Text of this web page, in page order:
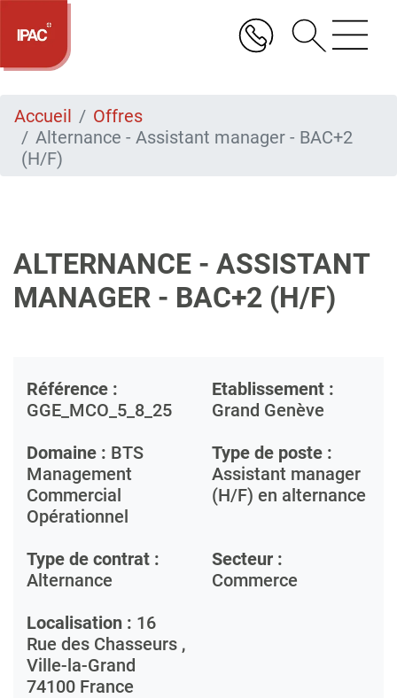
Aller
contenu
Accueil
Offres
Alternance - Assistant manager - BAC+2
(H/F)
ALTERNANCE - ASSISTANT
MANAGER - BAC+2 (H/F)
Référence :
GGE_MCO_5_8_25
Etablissement :
Grand Genève
Domaine : BTS
Management
Commercial
Opérationnel
Type de poste :
Assistant manager
(H/F) en alternance
Type de contrat :
Alternance
Secteur :
Commerce
Localisation : 16
Rue des Chasseurs ,
Ville-la-Grand
74100 France